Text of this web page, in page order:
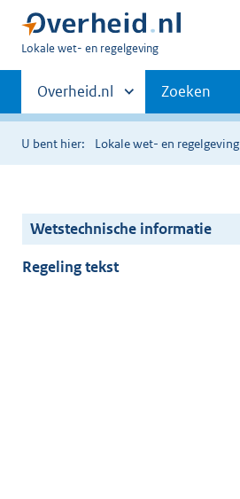
U
hier:
Lokale wet- en regelgeving
Primaire
navigatie
Andere
sites
binnen
Overheid.nl Zoeken
U bent hier: Lokale wet- en regelgeving
Wetstechnische informatie
Regeling tekst